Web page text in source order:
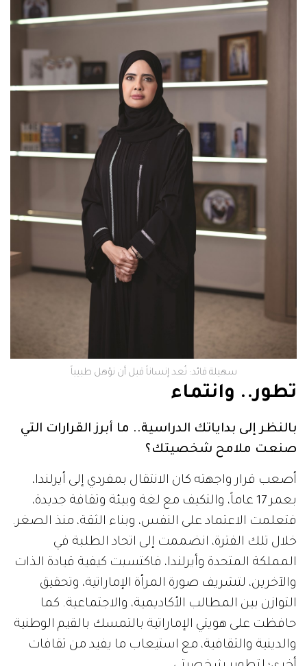
سهيلة قائد: نُعد إنساناً قبل أن نؤهل طبيباً
تطور.. وانتماء
بالنظر إلى بداياتك الدراسية.. ما أبرز القرارات التي
صنعت ملامح شخصيتك؟
أصعب قرار واجهته كان الانتقال بمفردي إلى أيرلندا،
بعمر 17 عاماً، والتكيف مع لغة وبيئة وثقافة جديدة،
فتعلمت الاعتماد على النفس، وبناء الثقة، منذ الصغر.
خلال تلك الفترة، انضممت إلى اتحاد الطلبة في
المملكة المتحدة وأيرلندا، فاكتسبت كيفية قيادة الذات
والآخرين، لتشريف صورة المرأة الإماراتية، وتحقيق
التوازن بين المطالب الأكاديمية، والاجتماعية. كما
حافظت على هويتي الإماراتية بالتمسك بالقيم الوطنية
والدينية والثقافية، مع استيعاب ما يفيد من ثقافات